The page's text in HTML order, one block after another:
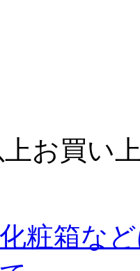
お買い
粧箱な